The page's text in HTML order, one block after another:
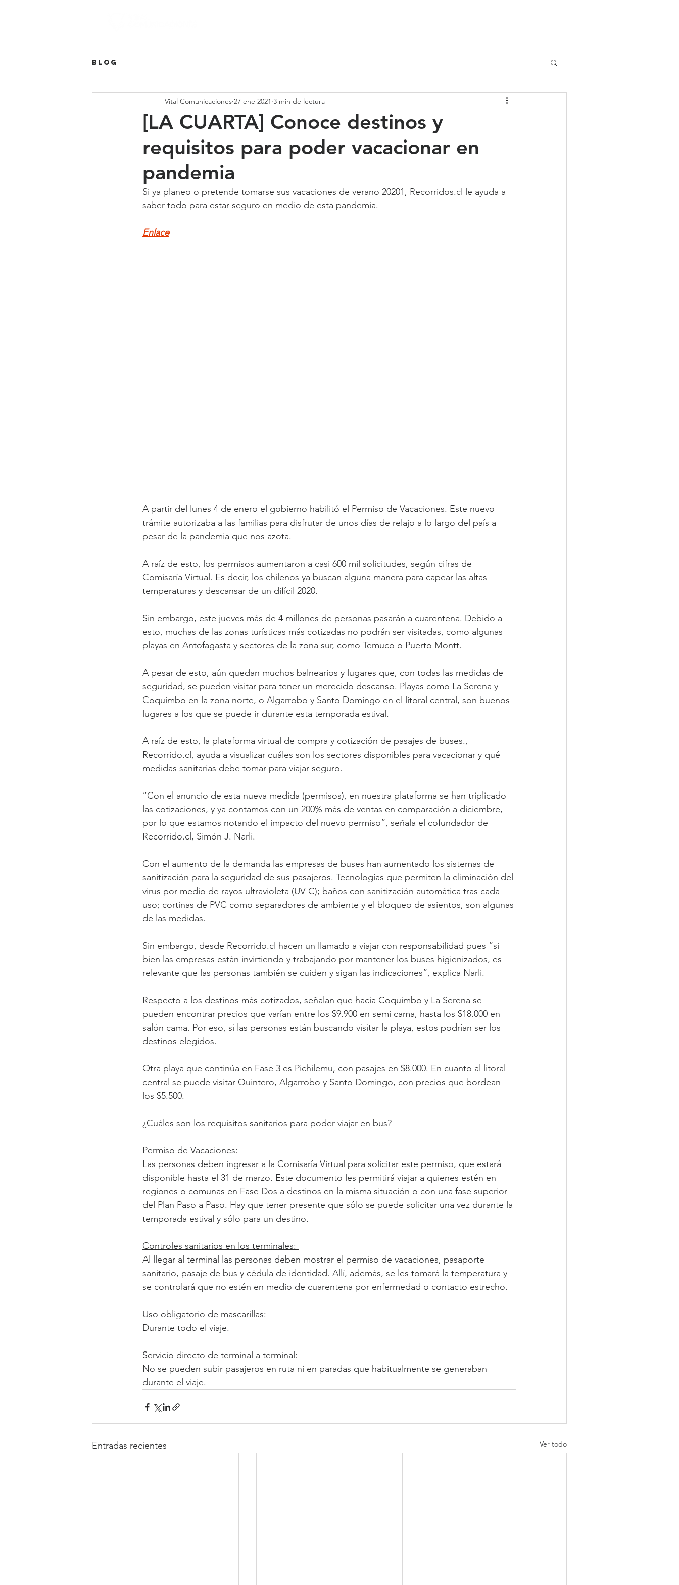
Blog
[LA CUARTA] Conoce destinos y
requisitos para poder vacacionar en
pandemia
Vital Comunicaciones 27 ene 2021 3 min de lectura
Si ya planeo o pretende tomarse sus vacaciones de verano 20201, Recorridos.cl le ayuda a
saber todo para estar seguro en medio de esta pandemia.
Enlace
A partir del lunes 4 de enero el gobierno habilitó el Permiso de Vacaciones. Este nuevo
trámite autorizaba a las familias para disfrutar de unos días de relajo a lo largo del país a
pesar de la pandemia que nos azota.
A raíz de esto, los permisos aumentaron a casi 600 mil solicitudes, según cifras de
Comisaría Virtual. Es decir, los chilenos ya buscan alguna manera para capear las altas
temperaturas y descansar de un difícil 2020.
Sin embargo, este jueves más de 4 millones de personas pasarán a cuarentena. Debido a
esto, muchas de las zonas turísticas más cotizadas no podrán ser visitadas, como algunas
playas en Antofagasta y sectores de la zona sur, como Temuco o Puerto Montt.
A pesar de esto, aún quedan muchos balnearios y lugares que, con todas las medidas de
seguridad, se pueden visitar para tener un merecido descanso. Playas como La Serena y
Coquimbo en la zona norte, o Algarrobo y Santo Domingo en el litoral central, son buenos
lugares a los que se puede ir durante esta temporada estival.
A raíz de esto, la plataforma virtual de compra y cotización de pasajes de buses.,
Recorrido.cl, ayuda a visualizar cuáles son los sectores disponibles para vacacionar y qué
medidas sanitarias debe tomar para viajar seguro.
“Con el anuncio de esta nueva medida (permisos), en nuestra plataforma se han triplicado
las cotizaciones, y ya contamos con un 200% más de ventas en comparación a diciembre,
por lo que estamos notando el impacto del nuevo permiso”, señala el cofundador de
Recorrido.cl, Simón J. Narli.
Con el aumento de la demanda las empresas de buses han aumentado los sistemas de
sanitización para la seguridad de sus pasajeros. Tecnologías que permiten la eliminación del
virus por medio de rayos ultravioleta (UV-C); baños con sanitización automática tras cada
uso; cortinas de PVC como separadores de ambiente y el bloqueo de asientos, son algunas
de las medidas.
Sin embargo, desde Recorrido.cl hacen un llamado a viajar con responsabilidad pues “si
bien las empresas están invirtiendo y trabajando por mantener los buses higienizados, es
relevante que las personas también se cuiden y sigan las indicaciones”, explica Narli.
Respecto a los destinos más cotizados, señalan que hacia Coquimbo y La Serena se
pueden encontrar precios que varían entre los $9.900 en semi cama, hasta los $18.000 en
salón cama. Por eso, si las personas están buscando visitar la playa, estos podrían ser los
destinos elegidos.
Otra playa que continúa en Fase 3 es Pichilemu, con pasajes en $8.000. En cuanto al litoral
central se puede visitar Quintero, Algarrobo y Santo Domingo, con precios que bordean
los $5.500.
¿Cuáles son los requisitos sanitarios para poder viajar en bus?
Permiso de Vacaciones:
Las personas deben ingresar a la Comisaría Virtual para solicitar este permiso, que estará
disponible hasta el 31 de marzo. Este documento les permitirá viajar a quienes estén en
regiones o comunas en Fase Dos a destinos en la misma situación o con una fase superior
del Plan Paso a Paso. Hay que tener presente que sólo se puede solicitar una vez durante la
temporada estival y sólo para un destino.
Controles sanitarios en los terminales:
Al llegar al terminal las personas deben mostrar el permiso de vacaciones, pasaporte
sanitario, pasaje de bus y cédula de identidad. Allí, además, se les tomará la temperatura y
se controlará que no estén en medio de cuarentena por enfermedad o contacto estrecho.
Uso obligatorio de mascarillas:
Durante todo el viaje.
Servicio directo de terminal a terminal:
No se pueden subir pasajeros en ruta ni en paradas que habitualmente se generaban
durante el viaje.
Entradas recientes Ver todo